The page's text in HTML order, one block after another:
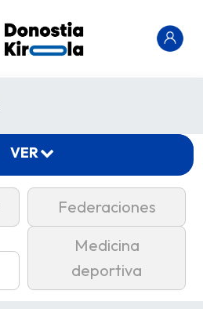
Federaciones
Medicina
deportiva
VER